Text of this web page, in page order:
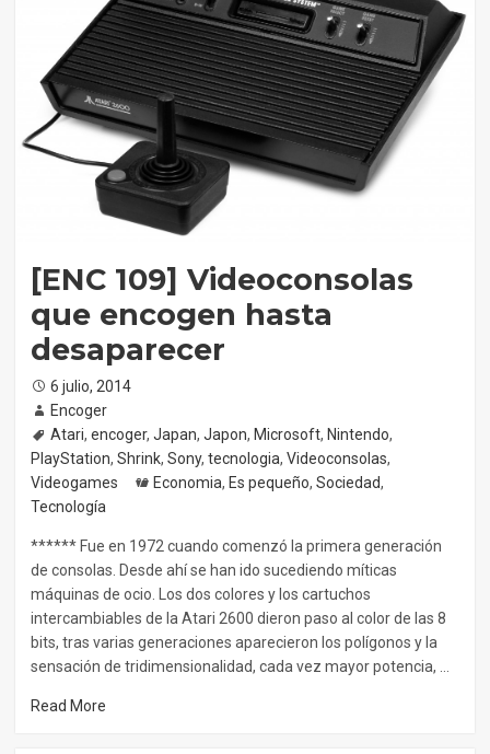
[ENC 109] Videoconsolas
que encogen hasta
desaparecer
Posted
on
6 julio, 2014
Author
Encoger
Tags
Atari, encoger, Japan, Japon, Microsoft, Nintendo,
PlayStation, Shrink, Sony, tecnologia, Videoconsolas,
Videogames
Categories
Economia, Es pequeño, Sociedad,
Tecnología
****** Fue en 1972 cuando comenzó la primera generación
de consolas. Desde ahí se han ido sucediendo míticas
máquinas de ocio. Los dos colores y los cartuchos
intercambiables de la Atari 2600 dieron paso al color de las 8
bits, tras varias generaciones aparecieron los polígonos y la
sensación de tridimensionalidad, cada vez mayor potencia, …
Read More